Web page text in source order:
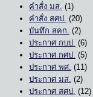
คำสั่ง มส. (1)
คำสั่ง สศป. (20)
บันทึก สคก. (2)
ประกาศ กบป. (6)
ประกาศ กศป. (5)
ประกาศ พศ. (11)
ประกาศ มส. (2)
ประกาศ สศป. (12)